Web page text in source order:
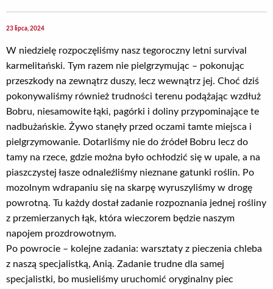
23 lipca, 2024
W niedzielę rozpoczęliśmy nasz tegoroczny letni survival
karmelitański. Tym razem nie pielgrzymując – pokonując
przeszkody na zewnątrz duszy, lecz wewnątrz jej. Choć dziś
pokonywaliśmy również trudności terenu podążając wzdłuż
Bobru, niesamowite łąki, pagórki i doliny przypominające te
nadbużańskie. Żywo stanęły przed oczami tamte miejsca i
pielgrzymowanie. Dotarliśmy nie do źródeł Bobru lecz do
tamy na rzece, gdzie można było ochłodzić się w upale, a na
piaszczystej łasze odnaleźliśmy nieznane gatunki roślin. Po
mozolnym wdrapaniu się na skarpę wyruszyliśmy w drogę
powrotną. Tu każdy dostał zadanie rozpoznania jednej rośliny
z przemierzanych łąk, która wieczorem będzie naszym
napojem prozdrowotnym.
Po powrocie – kolejne zadania: warsztaty z pieczenia chleba
z naszą specjalistką, Anią. Zadanie trudne dla samej
specjalistki, bo musieliśmy uruchomić oryginalny piec